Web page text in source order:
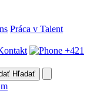
Práca v Talent
+421
Hľadať